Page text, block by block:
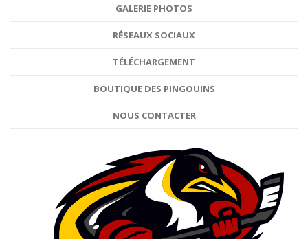
GALERIE PHOTOS
RÉSEAUX SOCIAUX
TÉLÉCHARGEMENT
BOUTIQUE DES PINGOUINS
NOUS CONTACTER